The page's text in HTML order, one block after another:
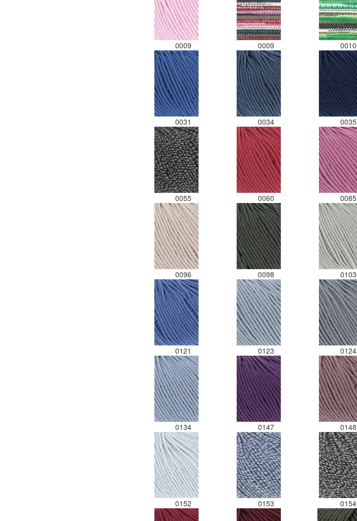
0009 0009 0010
0031 0034 0035
0055 0060 0085
0096 0098 0103
0121 0123 0124
0134 0147 0148
0152 0153 0154